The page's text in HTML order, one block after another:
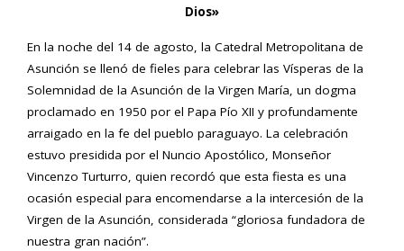
Dios»
En la noche del 14 de agosto, la Catedral Metropolitana de
Asunción se llenó de fieles para celebrar las Vísperas de la
Solemnidad de la Asunción de la Virgen María, un dogma
proclamado en 1950 por el Papa Pío XII y profundamente
arraigado en la fe del pueblo paraguayo. La celebración
estuvo presidida por el Nuncio Apostólico, Monseñor
Vincenzo Turturro, quien recordó que esta fiesta es una
ocasión especial para encomendarse a la intercesión de la
Virgen de la Asunción, considerada “gloriosa fundadora de
nuestra gran nación”.